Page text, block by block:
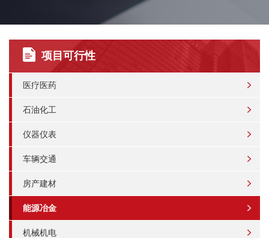
项目可行性
医疗医药
石油化工
仪器仪表
车辆交通
房产建材
能源冶金
机械机电